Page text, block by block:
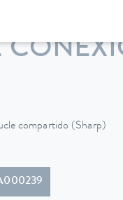
de termorregulación
compartido (Sharp)